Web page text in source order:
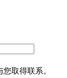
取得联系。